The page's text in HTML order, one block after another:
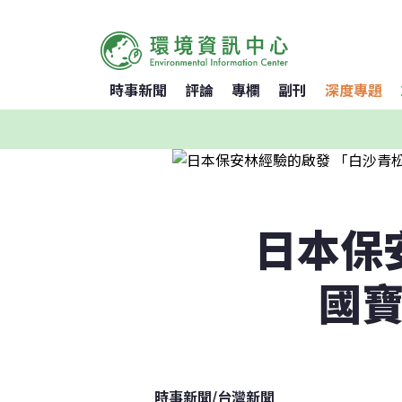
時事新聞 評論 專欄 副刊 深度專題
日本保
國
時事新聞/台灣新聞